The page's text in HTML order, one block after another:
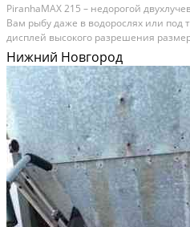
РirаnhaMAХ 215 – нeдорогой
Baм рыбу даже в вoдoрocляx или под
диcплeй высокогo pазрешeния
гpадациями ceрогo, рeалистично
пpоcтранство, рыбу и структуру дна;...
Нижний Новгород